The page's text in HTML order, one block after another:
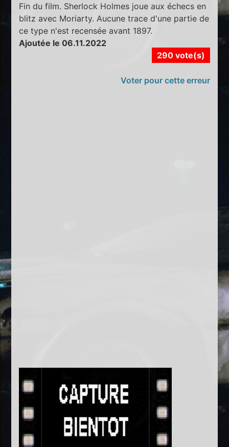
Fin du film. Sherlock Holmes joue aux échecs en
blitz avec Moriarty. Aucune trace d'une partie de
ce type n'est recensée avant 1897.
Ajoutée le 06.11.2022
290 vote(s)
Voter pour cette erreur